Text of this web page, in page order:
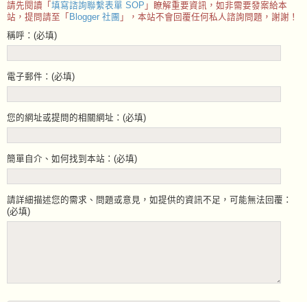
請先閱讀「 填寫諮詢聯繫表單 SOP 」瞭解重要資訊，如非需要發案給本
站，提問請至「 Blogger 社團 」，本站不會回覆任何私人諮詢問題，謝謝！
稱呼：(必填)
電子郵件：(必填)
您的網址或提問的相關網址：(必填)
簡單自介、如何找到本站：(必填)
請詳細描述您的需求、問題或意見，如提供的資訊不足，可能無法回覆：
(必填)